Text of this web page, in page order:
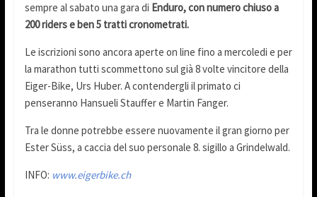
sempre al sabato una gara di Enduro, con numero chiuso a
200 riders e ben 5 tratti cronometrati.
Le iscrizioni sono ancora aperte on line fino a mercoledi e per
la marathon tutti scommettono sul già 8 volte vincitore della
Eiger-Bike, Urs Huber. A contendergli il primato ci
penseranno Hansueli Stauffer e Martin Fanger.
Tra le donne potrebbe essere nuovamente il gran giorno per
Ester Süss, a caccia del suo personale 8. sigillo a Grindelwald.
INFO: www.eigerbike.ch